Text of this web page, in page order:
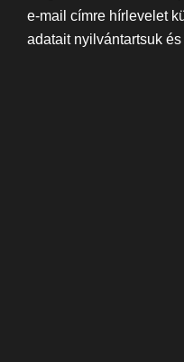
e-mail címre hírlevelet
adatait nyilvántartsuk